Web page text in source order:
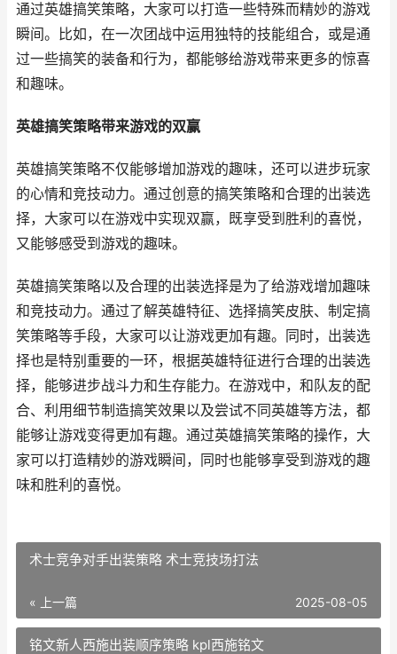
通过英雄搞笑策略，大家可以打造一些特殊而精妙的游戏
瞬间。比如，在一次团战中运用独特的技能组合，或是通
过一些搞笑的装备和行为，都能够给游戏带来更多的惊喜
和趣味。
英雄搞笑策略带来游戏的双赢
英雄搞笑策略不仅能够增加游戏的趣味，还可以进步玩家
的心情和竞技动力。通过创意的搞笑策略和合理的出装选
择，大家可以在游戏中实现双赢，既享受到胜利的喜悦，
又能够感受到游戏的趣味。
英雄搞笑策略以及合理的出装选择是为了给游戏增加趣味
和竞技动力。通过了解英雄特征、选择搞笑皮肤、制定搞
笑策略等手段，大家可以让游戏更加有趣。同时，出装选
择也是特别重要的一环，根据英雄特征进行合理的出装选
择，能够进步战斗力和生存能力。在游戏中，和队友的配
合、利用细节制造搞笑效果以及尝试不同英雄等方法，都
能够让游戏变得更加有趣。通过英雄搞笑策略的操作，大
家可以打造精妙的游戏瞬间，同时也能够享受到游戏的趣
味和胜利的喜悦。
术士竞争对手出装策略 术士竞技场打法
« 上一篇 2025-08-05
铭文新人西施出装顺序策略 kpl西施铭文